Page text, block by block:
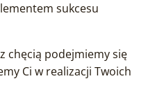
sukcesu
chęcią podejmiemy się
Ci w realizacji Twoich